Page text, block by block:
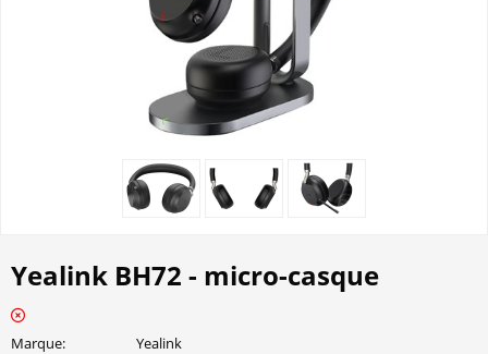
Yealink BH72 - micro-casque
Marque
Yealink